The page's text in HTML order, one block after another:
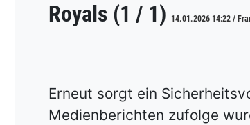
Royals (1 / 1) 14.01.2026 14:22 /
Erneut sorgt ein
Medienberichten zufolge